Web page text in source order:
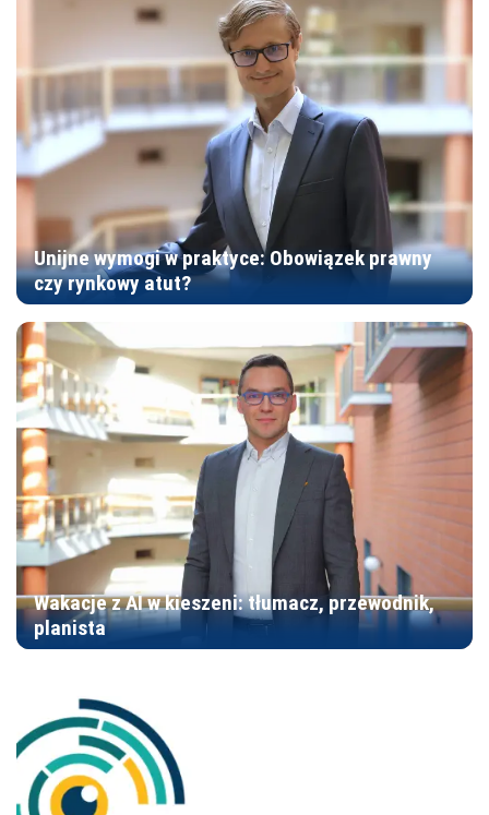
Unijne wymogi w praktyce: Obowiązek prawny
czy rynkowy atut?
Wakacje z AI w kieszeni: tłumacz, przewodnik,
planista